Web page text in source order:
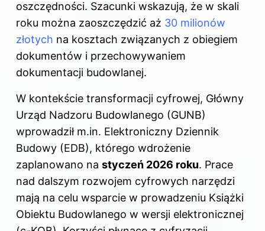
oszczędności. Szacunki wskazują, że w skali
roku można zaoszczędzić aż 30 milionów
złotych na kosztach związanych z obiegiem
dokumentów i przechowywaniem
dokumentacji budowlanej.
W kontekście transformacji cyfrowej, Główny
Urząd Nadzoru Budowlanego (GUNB)
wprowadził m.in. Elektroniczny Dziennik
Budowy (EDB), którego wdrożenie
zaplanowano na styczeń 2026 roku. Prace
nad dalszym rozwojem cyfrowych narzędzi
mają na celu wsparcie w prowadzeniu Książki
Obiektu Budowlanego w wersji elektronicznej